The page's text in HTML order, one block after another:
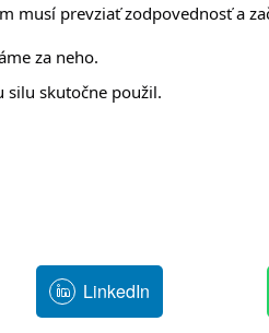
musí prevziať zodpovednosť a
za neho.
silu skutočne použil.
LinkedIn